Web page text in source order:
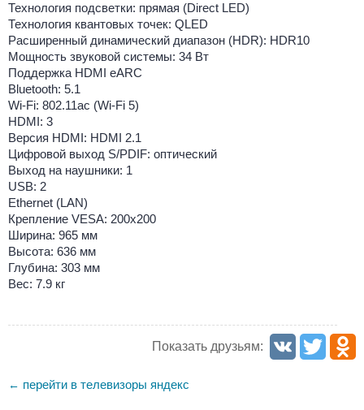
Технология подсветки: прямая (Direct LED)
Технология квантовых точек: QLED
Расширенный динамический диапазон (HDR): HDR10
Мощность звуковой системы: 34 Вт
Поддержка HDMI eARC
Bluetooth: 5.1
Wi-Fi: 802.11ac (Wi-Fi 5)
HDMI: 3
Версия HDMI: HDMI 2.1
Цифровой выход S/PDIF: оптический
Выход на наушники: 1
USB: 2
Ethernet (LAN)
Крепление VESA: 200x200
Ширина: 965 мм
Высота: 636 мм
Глубина: 303 мм
Вес: 7.9 кг
Показать друзьям:
← перейти в телевизоры яндекс